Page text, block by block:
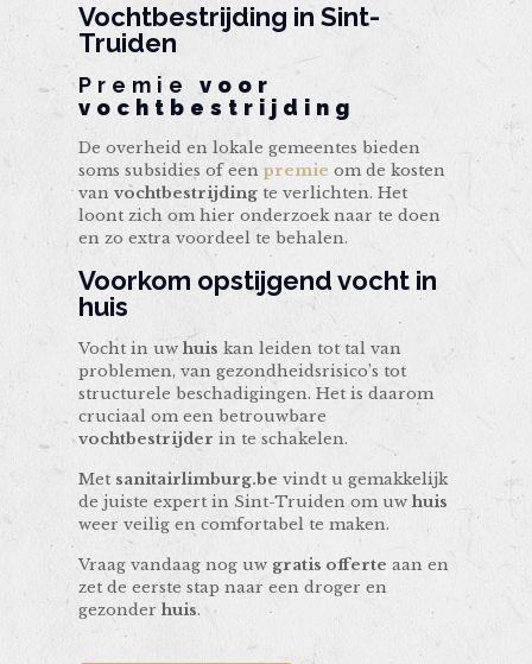
Vochtbestrijding in Sint-
Truiden
Premie
voor
vochtbestrijding
De overheid en lokale gemeentes bieden
soms subsidies of eenpremie om de kosten
vanvochtbestrijding te verlichten. Het
loont zich om hier onderzoek naar te doen
en zo extra voordeel te behalen.
Voorkom opstijgend vocht in
huis
Vocht in uwhuis kan leiden tot tal van
problemen, van gezondheidsrisico’s tot
structurele beschadigingen. Het is daarom
cruciaal om een betrouwbare
vochtbestrijder in te schakelen.
Met sanitairlimburg.be vindt u gemakkelijk
de juiste expert in Sint-Truiden om uwhuis
weer veilig en comfortabel te maken.
Vraag vandaag nog uw gratis offerte aan en
zet de eerste stap naar een droger en
gezonderhuis.